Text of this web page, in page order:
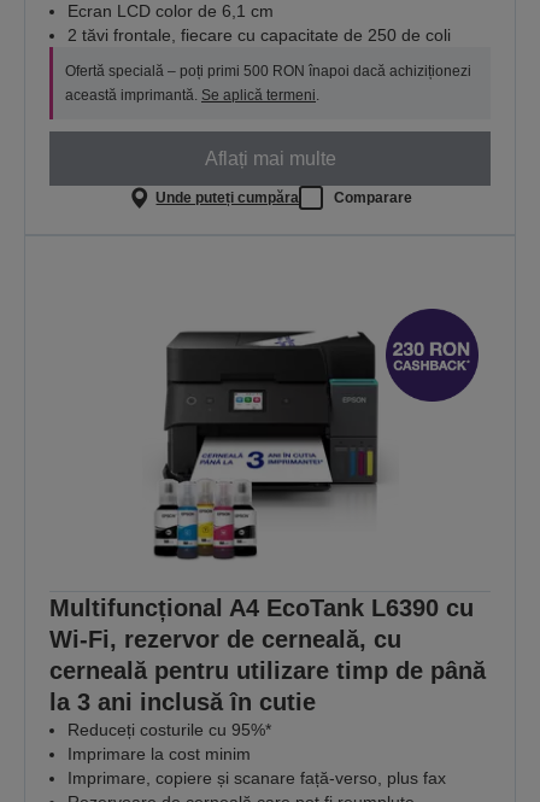
Ecran LCD color de 6,1 cm
2 tăvi frontale, fiecare cu capacitate de 250 de coli
Ofertă specială – poți primi 500 RON înapoi dacă achiziționezi
această imprimantă. Se aplică termeni.
Aflați mai multe
Unde puteți cumpăra Comparare
Multifuncțional A4 EcoTank L6390 cu
Wi-Fi, rezervor de cerneală, cu
cerneală pentru utilizare timp de până
la 3 ani inclusă în cutie
Reduceți costurile cu 95%*
Imprimare la cost minim
Imprimare, copiere și scanare față-verso, plus fax